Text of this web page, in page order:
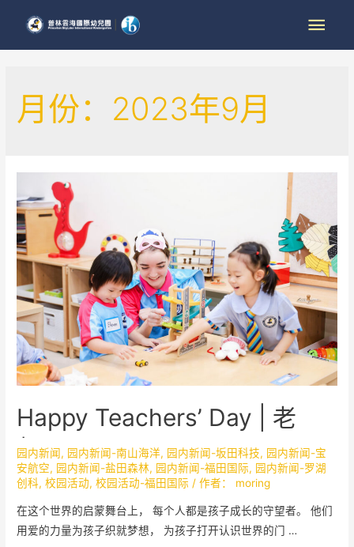
月份：2023年9月
Happy Teachers’ Day | 老
师，是……
园内新闻, 园内新闻-南山海洋, 园内新闻-坂田科技, 园内新闻-宝
安航空, 园内新闻-盐田森林, 园内新闻-福田国际, 园内新闻-罗湖
创科,校园活动,校园活动-福田国际 / 作者： moring
在这个世界的启蒙舞台上， 每个人都是孩子成长的守望者。 他们
用爱的力量为孩子织就梦想， 为孩子打开认识世界的门 …